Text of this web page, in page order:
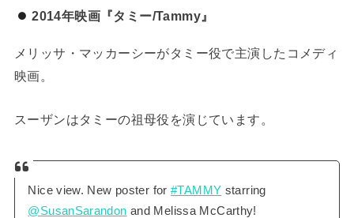
2014年映画『タミー/Tammy』
メリッサ・マッカーシーがタミー役で主演したコメディ
映画。
スーザンはタミーの祖母役を演じています。
Nice view. New poster for#TAMMY starring
@SusanSarandon and Melissa McCarthy!